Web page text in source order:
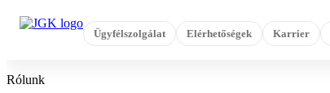
Ügyfélszolgálat Elérhetőségek Karrier
Rólunk